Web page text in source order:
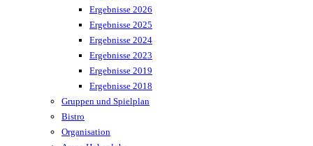
Ergebnisse 2026
Ergebnisse 2025
Ergebnisse 2024
Ergebnisse 2023
Ergebnisse 2019
Ergebnisse 2018
Gruppen und Spielplan
Bistro
Organisation